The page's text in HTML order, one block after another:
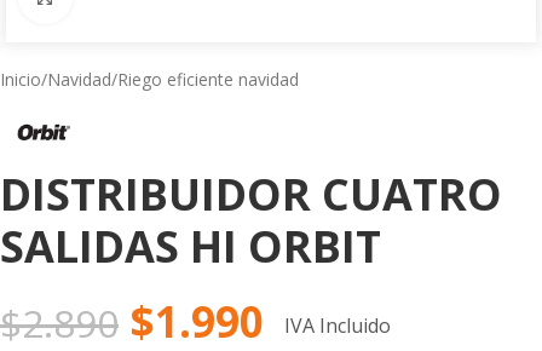
Inicio/Navidad/Riego eficiente navidad
DISTRIBUIDOR CUATRO
SALIDAS HI ORBIT
$2.890 $1.990 IVA Incluido